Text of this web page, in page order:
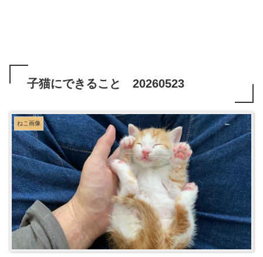
子猫にできること 20260523
ねこ画像